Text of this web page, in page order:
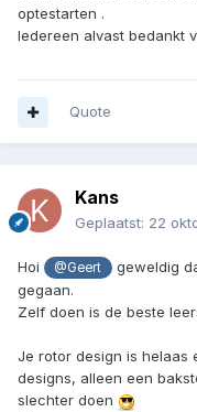
optestarten .
Iedereen alvast bedankt
Quote
Kans
Geplaatst: 22
Hoi @Geert
geweldig
gegaan.
Zelf doen is de beste
Je rotor design is helaas
designs, alleen een
slechter doen